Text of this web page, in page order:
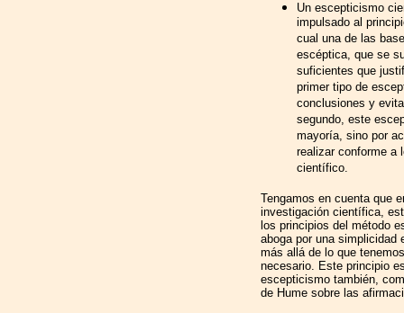
Un escepticismo
impulsado al
cual una de las
escéptica, que se
suficientes que
primer tipo de
conclusiones y
segundo, este
mayoría, sino por
realizar conforme a
científico.
Tengamos en cuenta que
investigación científica,
los principios del método
aboga por una simplicidad
más allá de lo que
necesario. Este principio
escepticismo también,
de Hume sobre las